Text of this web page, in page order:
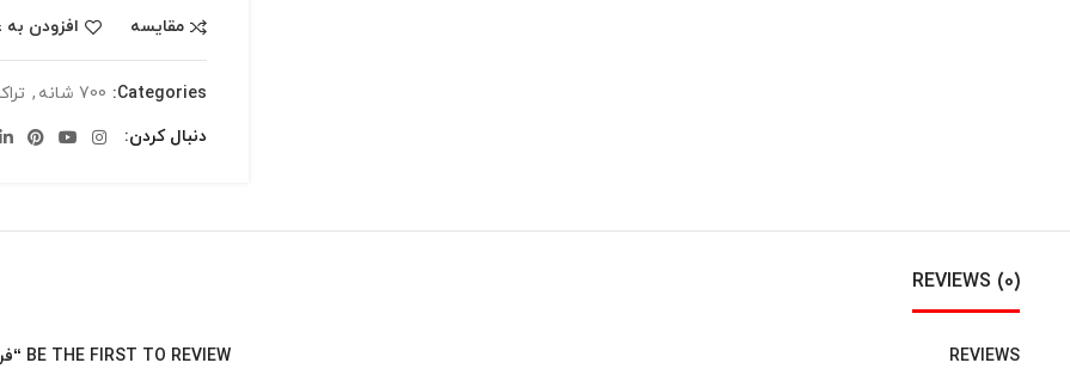
مقایسه افزودن به
Categories: 700 شانه , تراکم
دنبال کردن
REVIEWS (0)
REVIEWS BE THE FIRST TO REVIEW “فرش ترگل”